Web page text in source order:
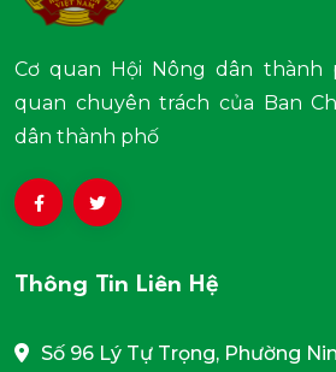
Cơ quan Hội Nông dân thành
quan chuyên trách của Ban
dân thành phố
Thông Tin Liên Hệ
Số 96 Lý Tự Trọng, Phường